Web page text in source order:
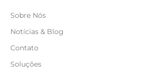
Sobre Nós
Notícias & Blog
Contato
Soluções